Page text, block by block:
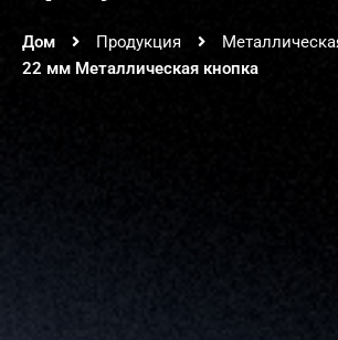
Дом Продукция
22 мм Металлическая кнопка